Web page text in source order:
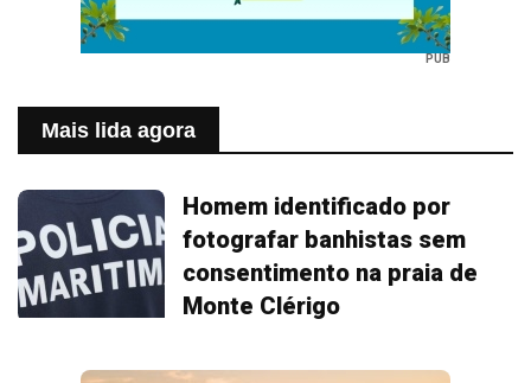
PUB
Mais lida agora
Homem identificado por
fotografar banhistas sem
consentimento na praia de
Monte Clérigo